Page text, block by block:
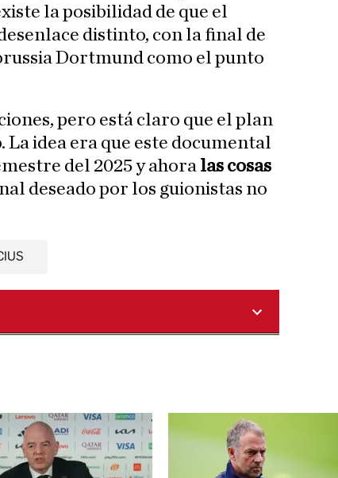
la posibilidad de que el
distinto, con la final de
Dortmund como el punto
pero está claro que el plan
La idea era que este documental
del 2025 y ahora las cosas
deseado por los guionistas no